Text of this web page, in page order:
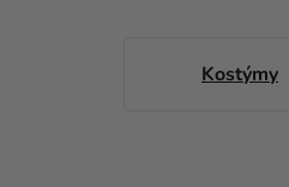
Kostýmy